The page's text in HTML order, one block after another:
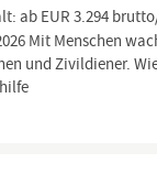
ab EUR 3.294
Mit Menschen
und Zivildiener.